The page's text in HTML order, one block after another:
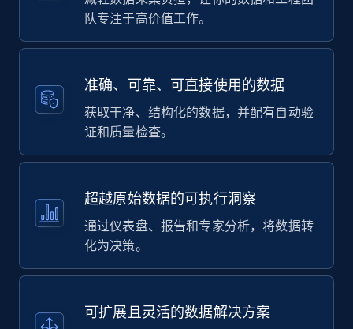
队专注于高价值工作。
准确、可靠、可直接使用的数据
获取干净、结构化的数据，并配有自动验
证和质量检查。
超越原始数据的可执行洞察
通过仪表盘、报告和专家分析，将数据转
化为决策。
可扩展且灵活的数据解决方案